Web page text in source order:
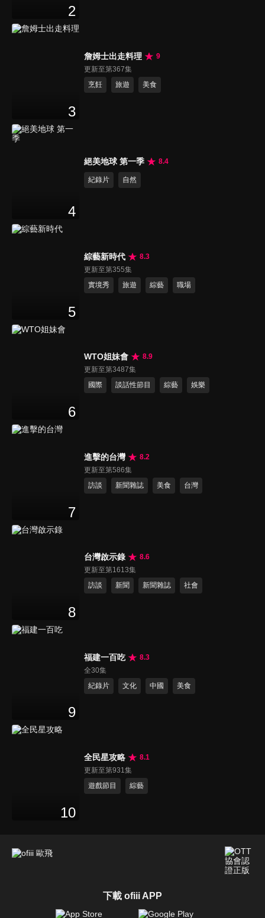
2
3
詹姆士出走料理
9
更新至第367集
烹飪
旅遊 美食
4
絕美地球 第一季 8.4
紀錄片 自然
5
綜藝新時代
8.3
更新至第355集
實境秀
旅遊 綜藝 職場
6
WTO姐妹會
8.9
更新至第3487集
國際
談話性節目 綜藝 娛樂
7
進擊的台灣
8.2
更新至第586集
訪談
新聞雜誌 美食 台灣
8
台灣啟示錄
8.6
更新至第1613集
訪談
新聞 新聞雜誌 社會
9
福建一百吃
8.3
全30集
紀錄片
文化 中國 美食
10
全民星攻略
8.1
更新至第931集
遊戲節目
綜藝
下載 ofiii APP